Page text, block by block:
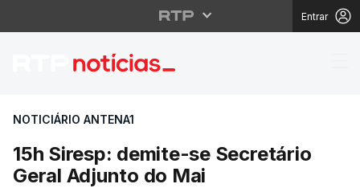
Entrar
15h Siresp: demite-se
NOTICIÁRIO ANTENA1
15h Siresp: demite-se Secretário
Geral Adjunto do Mai